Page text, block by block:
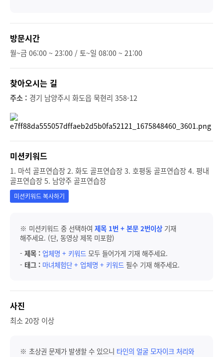
방문시간
월~금 06:00 ~ 23:00 / 토~일 08:00 ~ 21:00
찾아오시는 길
주소 : 경기 남양주시 화도읍 묵현리 358-12
미션키워드
1. 마석 골프연습장 2. 화도 골프연습장 3. 호평동 골프연습장 4. 평내
골프연습장 5. 남양주 골프연습장
미션키워드 복사하기
※ 미션키워드 중 선택하여 제목 1번 + 본문 2번이상 기재
해주세요. (단, 동영상 제목 미포함)
- 제목 : 업체명 + 키워드 모두 들어가게 기재 해주세요.
- 태그 : 마녀체험단 + 업체명 + 키워드 필수 기재 해주세요.
사진
최소 20장 이상
※ 초상권 문제가 발생할 수 있으니 타인의 얼굴 모자이크 처리와